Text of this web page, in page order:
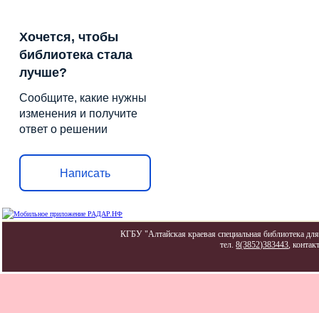
Хочется, чтобы
библиотека стала
лучше?
Сообщите, какие нужны
изменения и получите
ответ о решении
Написать
КГБУ "Алтайская краевая специальная библиотека
тел.8(3852)383443,